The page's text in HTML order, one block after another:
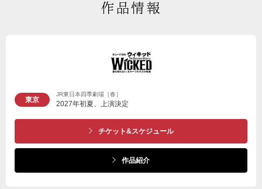
作品情報
東京
JR東日本四季劇場［春］
2027年初夏、上演決定
チケット&スケジュール
作品紹介